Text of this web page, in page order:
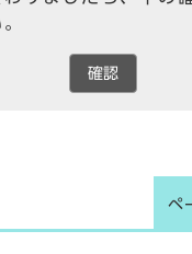
確認
ペ